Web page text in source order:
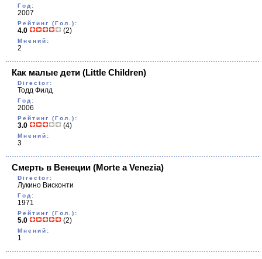
Год:
2007
Рейтинг (Гол.):
4.0 (2)
Мнений:
2
Как малые дети (Little Children)
Director:
Тодд Филд
Год:
2006
Рейтинг (Гол.):
3.0 (4)
Мнений:
3
Смерть в Венеции (Morte a Venezia)
Director:
Лукино Висконти
Год:
1971
Рейтинг (Гол.):
5.0 (2)
Мнений:
1